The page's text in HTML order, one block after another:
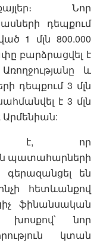
Նոր
դեպքում
1 մլն 800.000
բարձրացվել է
և
դեպքում 3 մլն
է 3 մլն
Արմենիան:
է, որ
պատահարների
են
հետևանքով
ֆինանսական
նոր
կտան